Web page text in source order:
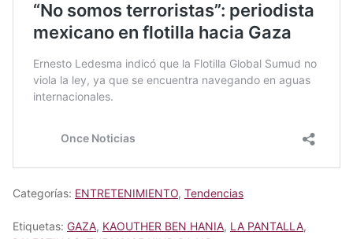
Categorías: ENTRETENIMIENTO, Tendencias
Etiquetas: GAZA, KAOUTHER BEN HANIA, LA PANTALLA,